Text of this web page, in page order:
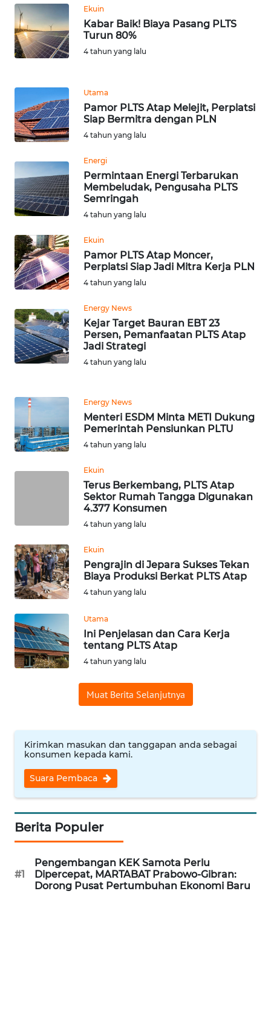
Ekuin
Kabar Baik! Biaya Pasang PLTS
Turun 80%
4 tahun yang lalu
Utama
Pamor PLTS Atap Melejit, Perplatsi
Siap Bermitra dengan PLN
4 tahun yang lalu
Energi
Permintaan Energi Terbarukan
Membeludak, Pengusaha PLTS
Semringah
4 tahun yang lalu
Ekuin
Pamor PLTS Atap Moncer,
Perplatsi Siap Jadi Mitra Kerja PLN
4 tahun yang lalu
Energy News
Kejar Target Bauran EBT 23
Persen, Pemanfaatan PLTS Atap
Jadi Strategi
4 tahun yang lalu
Energy News
Menteri ESDM Minta METI Dukung
Pemerintah Pensiunkan PLTU
4 tahun yang lalu
Ekuin
Terus Berkembang, PLTS Atap
Sektor Rumah Tangga Digunakan
4.377 Konsumen
4 tahun yang lalu
Ekuin
Pengrajin di Jepara Sukses Tekan
Biaya Produksi Berkat PLTS Atap
4 tahun yang lalu
Utama
Ini Penjelasan dan Cara Kerja
tentang PLTS Atap
4 tahun yang lalu
Muat Berita Selanjutnya
Kirimkan masukan dan tanggapan anda sebagai
konsumen kepada kami.
Suara Pembaca
Berita Populer
#1
Pengembangan KEK Samota Perlu
Dipercepat, MARTABAT Prabowo-Gibran:
Dorong Pusat Pertumbuhan Ekonomi Baru
TENGAH
WN DELI
SERDANG
WN
TEBING
TINGGI
PAKPAK
WN
KARAWANG
WN
BEKASI
WN
WN
DEPOK
UTARA
WN
SAMOSIR
WN
SUMEDANG
WN
CIANJUR
WN
KEPULAUAN
SERIBU
WN
CIREBON
WN
INDRAMAYU
WN
KUNINGAN